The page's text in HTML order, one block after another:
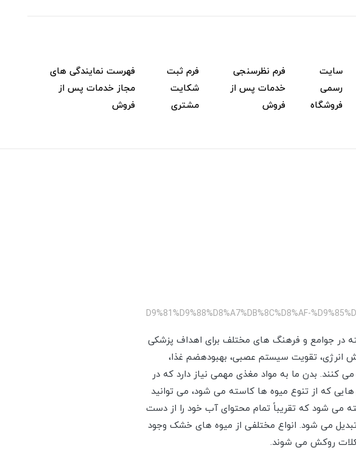
سایت
رسمی
فروشگاه
فرم نظرسنجی
خدمات پس از
فروش
فرم ثبت
شکایت
مشتری
فهرست نمایندگی های
مجاز خدمات پس از
فروش
جوامع و فرهنگ های مختلف برای اهداف پزشکی
انرژی، تقویت سیستم عصبی، بهبودهضم غذا،
کنند. بدن ما به مواد مغذی مهمی نیاز دارد که در
که از تنوع میوه ها کاسته می شود، می توانید
می شود که تقریباً تمام محتوای آب خود را از دست
می شود. انواع مختلفی از میوه های خشک وجود
روکش می شوند.